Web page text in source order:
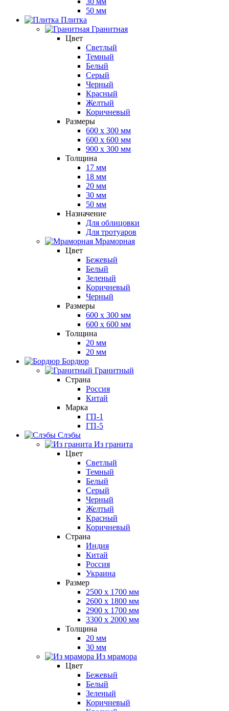
50 мм
Плитка
Гранитная
Цвет
Светлый
Темный
Белый
Серый
Черный
Красный
Желтый
Коричневый
Размеры
600 х 300 мм
600 х 600 мм
900 x 300 мм
Толщина
17 мм
18 мм
20 мм
30 мм
50 мм
Назначение
Для облицовки
Для тротуаров
Мраморная
Цвет
Бежевый
Белый
Зеленый
Коричневый
Черный
Размеры
600 х 300 мм
600 х 600 мм
Толщина
20 мм
20 мм
Бордюр
Гранитный
Страна
Россия
Китай
Марка
ГП-1
ГП-5
Слэбы
Из гранита
Цвет
Светлый
Темный
Белый
Серый
Черный
Желтый
Красный
Коричневый
Страна
Индия
Китай
Россия
Украина
Размер
2500 x 1700 мм
2600 x 1800 мм
2900 x 1700 мм
3300 x 2000 мм
Толщина
20 мм
30 мм
Из мрамора
Цвет
Бежевый
Белый
Зеленый
Коричневый